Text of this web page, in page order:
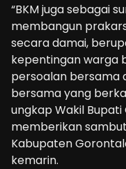
“BKM juga sebagai
membangun
secara damai,
kepentingan warga
persoalan bersama
bersama yang
ungkap Wakil
memberikan
Kabupaten
kemarin.